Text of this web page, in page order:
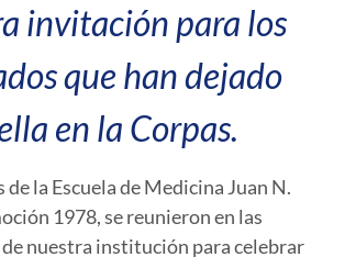
invitación para los
que han dejado
en la Corpas.
de la Escuela de Medicina Juan N.
1978, se reunieron en las
nuestra institución para celebrar